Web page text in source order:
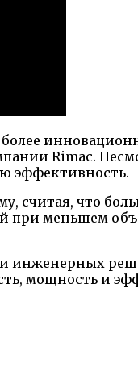
более
Rimac.
эффективность.
считая, что
при меньшем
инженерных
мощность и